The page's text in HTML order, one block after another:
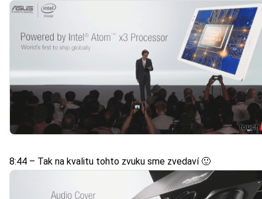
8:44 – Tak na kvalitu tohto zvuku sme zvedaví 🙂